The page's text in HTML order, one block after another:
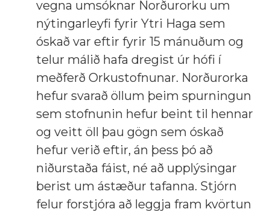
vegna umsóknar Norðurorku um
nýtingarleyfi fyrir Ytri Haga sem
óskað var eftir fyrir 15 mánuðum og
telur málið hafa dregist úr hófi í
meðferð Orkustofnunar. Norðurorka
hefur svarað öllum þeim spurningun
sem stofnunin hefur beint til hennar
og veitt öll þau gögn sem óskað
hefur verið eftir, án þess þó að
niðurstaða fáist, né að upplýsingar
berist um ástæður tafanna. Stjórn
felur forstjóra að leggja fram kvörtun